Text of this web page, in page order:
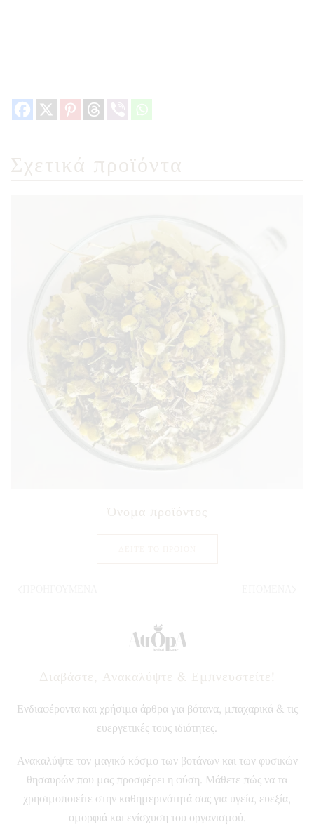
Σχετικά προϊόντα
Όνομα προϊόντος
Διαβάστε, Ανακαλύψτε & Εμπνευστείτε!
Ενδιαφέροντα και χρήσιμα άρθρα για βότανα, μπαχαρικά & τις
ευεργετικές τους ιδιότητες.
Ανακαλύψτε τον μαγικό κόσμο των βοτάνων και των φυσικών
θησαυρών που μας προσφέρει η φύση. Μάθετε πώς να τα
χρησιμοποιείτε στην καθημερινότητά σας για υγεία, ευεξία,
ομορφιά και ενίσχυση του οργανισμού.